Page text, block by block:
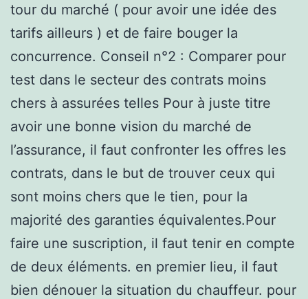
tour du marché ( pour avoir une idée des
tarifs ailleurs ) et de faire bouger la
concurrence. Conseil n°2 : Comparer pour
test dans le secteur des contrats moins
chers à assurées telles Pour à juste titre
avoir une bonne vision du marché de
l’assurance, il faut confronter les offres les
contrats, dans le but de trouver ceux qui
sont moins chers que le tien, pour la
majorité des garanties équivalentes.Pour
faire une suscription, il faut tenir en compte
de deux éléments. en premier lieu, il faut
bien dénouer la situation du chauffeur. pour